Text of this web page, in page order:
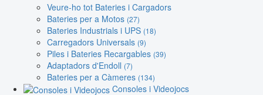
Veure-ho tot Bateries i Cargadors
Bateries per a Motos (27)
Bateries Industrials i UPS (18)
Carregadors Universals (9)
Piles i Bateries Recargables (39)
Adaptadors d'Endoll (7)
Bateries per a Càmeres (134)
Consoles i Videojocs